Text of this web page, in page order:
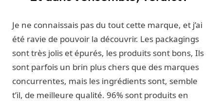
Je ne connaissais pas du tout cette marque, et j’ai
été ravie de pouvoir la découvrir. Les packagings
sont très jolis et épurés, les produits sont bons, Ils
sont parfois un brin plus chers que des marques
concurrentes, mais les ingrédients sont, semble
t’il, de meilleure qualité. 96% sont produits en